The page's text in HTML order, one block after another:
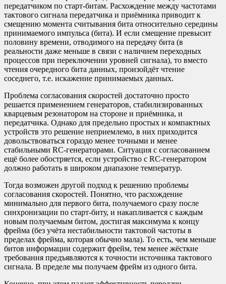
передатчиком по старт-битам. Расхождение между частотами
тактового сигнала передатчика и приёмника приводит к
смещению момента считывания бита относительно середины
принимаемого импульса (бита). И если смещение превысит
половину времени, отводимого на передачу бита (в
реальности даже меньше в связи с наличием переходных
процессов при переключении уровней сигнала), то вместо
чтения очередного бита данных, произойдёт чтение
соседнего, т.е. искажение принимаемых данных.
Проблема согласования скоростей достаточно просто
решается применением генераторов, стабилизированных
кварцевым резонатором на стороне и приёмника, и
передатчика. Однако для предельно простых и компактных
устройств это решение неприемлемо, в них приходится
довольствоваться гораздо менее точными и менее
стабильными RC-генераторами. Ситуация с согласованием
ещё более обостряется, если устройство с RC-генератором
должно работать в широком диапазоне температур.
Тогда возможен другой подход к решению проблемы
согласования скоростей. Понятно, что расхождение
минимально для первого бита, получаемого сразу после
синхронизации по старт-биту, и накапливается с каждым
новым получаемым битом, достигая максимума к концу
фрейма (без учёта нестабильности тактовой частоты в
пределах фрейма, которая обычно мала). То есть, чем меньше
битов информации содержит фрейм, тем менее жёсткие
требования предъявляются к точности источника тактового
сигнала. В пределе мы получаем фрейм из одного бита.